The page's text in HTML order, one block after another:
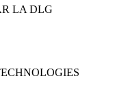
LA DLG